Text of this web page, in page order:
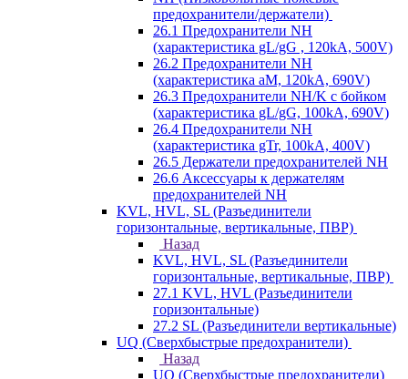
предохранители/держатели)
26.1 Предохранители NH
(характеристика gL/gG , 120kA, 500V)
26.2 Предохранители NH
(характеристика aM, 120kA, 690V)
26.3 Предохранители NH/K с бойком
(характеристика gL/gG, 100kA, 690V)
26.4 Предохранители NH
(характеристика gTr, 100kA, 400V)
26.5 Держатели предохранителей NH
26.6 Аксессуары к держателям
предохранителей NH
KVL, HVL, SL (Разъединители
горизонтальные, вертикальные, ПВР)
Назад
KVL, HVL, SL (Разъединители
горизонтальные, вертикальные, ПВР)
27.1 KVL, HVL (Разъединители
горизонтальные)
27.2 SL (Разъединители вертикальные)
UQ (Сверхбыстрые предохранители)
Назад
UQ (Сверхбыстрые предохранители)